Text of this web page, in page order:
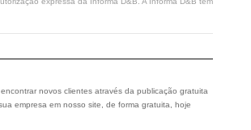
novos clientes através da publicação gratuita
empresa em nosso site, de forma gratuita, hoje